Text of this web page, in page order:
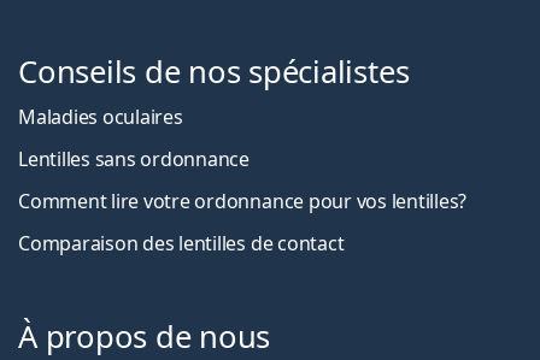
Conseils de nos spécialistes
Maladies oculaires
Lentilles sans ordonnance
Comment lire votre ordonnance pour vos lentilles?
Comparaison des lentilles de contact
À propos de nous